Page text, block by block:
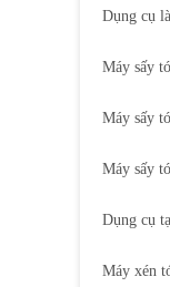
Dụng cụ
Máy sấy
Máy sấy
Máy sấy
Dụng cụ
Máy xén